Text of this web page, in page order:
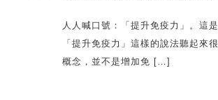
人人喊口號：「提升免疫力」。這
「提升免疫力」這樣的說法聽起來
概念，並不是增加免 […]